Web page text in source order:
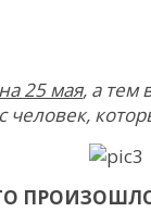
25 мая, а тем
человек,
ПРОИЗОШЛО